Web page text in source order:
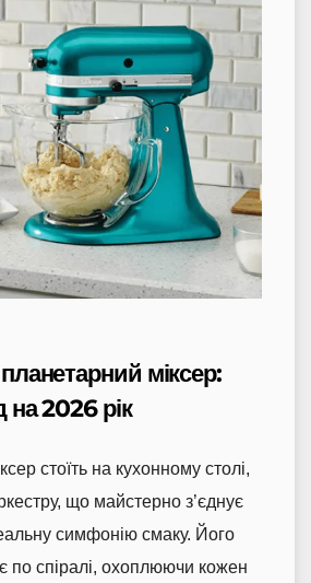
міксер:
на 2026 рік
стоїть на кухонному столі,
що майстерно з’єднує
симфонію смаку. Його
по спіралі, охоплюючи кожен